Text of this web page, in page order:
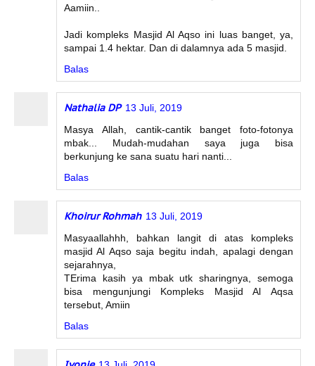
Aamiin..
Jadi kompleks Masjid Al Aqso ini luas banget, ya,
sampai 1.4 hektar. Dan di dalamnya ada 5 masjid.
Balas
Nathalia DP 13 Juli, 2019
Masya Allah, cantik-cantik banget foto-fotonya
mbak... Mudah-mudahan saya juga bisa
berkunjung ke sana suatu hari nanti...
Balas
Khoirur Rohmah 13 Juli, 2019
Masyaallahhh, bahkan langit di atas kompleks
masjid Al Aqso saja begitu indah, apalagi dengan
sejarahnya,
TErima kasih ya mbak utk sharingnya, semoga
bisa mengunjungi Kompleks Masjid Al Aqsa
tersebut, Amiin
Balas